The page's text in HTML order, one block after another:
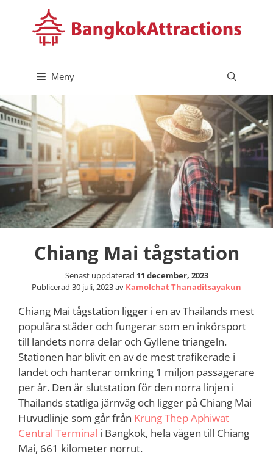
innehåll
Meny
Chiang Mai tågstation
Senast uppdaterad 11 december, 2023
Publicerad 30 juli, 2023av Kamolchat Thanaditsayakun
Chiang Mai tågstation ligger i en av Thailands mest
populära städer och fungerar som en inkörsport
till landets norra delar och Gyllene triangeln.
Stationen har blivit en av de mest trafikerade i
landet och hanterar omkring 1 miljon passagerare
per år. Den är slutstation för den norra linjen i
Thailands statliga järnväg och ligger på Chiang Mai
Huvudlinje som går från Krung Thep Aphiwat
Central Terminal i Bangkok, hela vägen till Chiang
Mai, 661 kilometer norrut.